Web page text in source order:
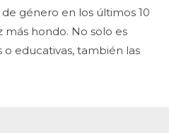
género en los últimos 10
más hondo. No solo es
o educativas, también las